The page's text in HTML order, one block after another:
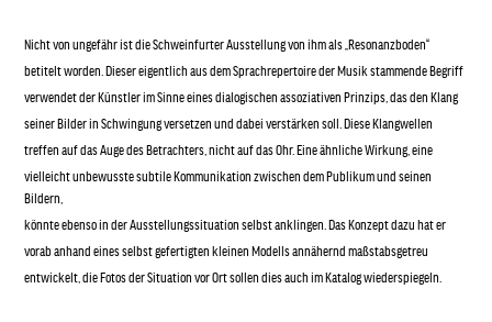
Nicht von ungefähr ist die Schweinfurter Ausstellung von ihm als „Resonanzboden“
betitelt worden. Dieser eigentlich aus dem Sprachrepertoire der Musik stammende Begriff
verwendet der Künstler im Sinne eines dialogischen assoziativen Prinzips, das den Klang
seiner Bilder in Schwingung versetzen und dabei verstärken soll. Diese Klangwellen
treffen auf das Auge des Betrachters, nicht auf das Ohr. Eine ähnliche Wirkung, eine
vielleicht unbewusste subtile Kommunikation zwischen dem Publikum und seinen
Bildern,
könnte ebenso in der Ausstellungssituation selbst anklingen. Das Konzept dazu hat er
vorab anhand eines selbst gefertigten kleinen Modells annähernd maßstabsgetreu
entwickelt, die Fotos der Situation vor Ort sollen dies auch im Katalog wiederspiegeln.